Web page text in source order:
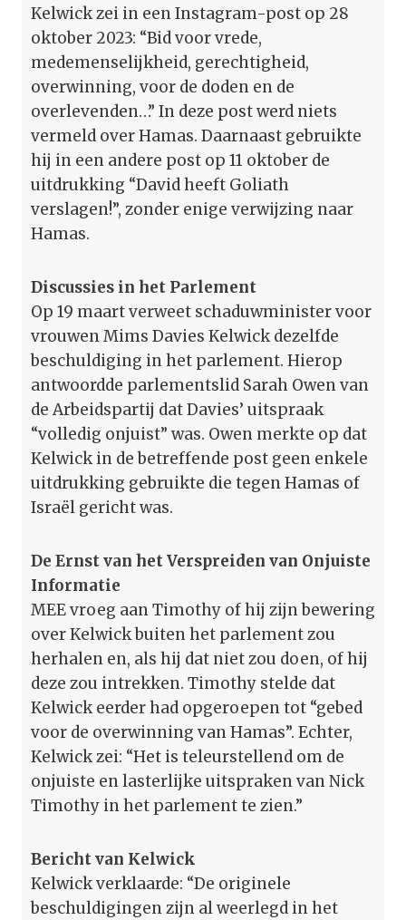
Kelwick zei in een Instagram-post op 28
oktober 2023: “Bid voor vrede,
medemenselijkheid, gerechtigheid,
overwinning, voor de doden en de
overlevenden…” In deze post werd niets
vermeld over Hamas. Daarnaast gebruikte
hij in een andere post op 11 oktober de
uitdrukking “David heeft Goliath
verslagen!”, zonder enige verwijzing naar
Hamas.
Discussies in het Parlement
Op 19 maart verweet schaduwminister voor
vrouwen Mims Davies Kelwick dezelfde
beschuldiging in het parlement. Hierop
antwoordde parlementslid Sarah Owen van
de Arbeidspartij dat Davies’ uitspraak
“volledig onjuist” was. Owen merkte op dat
Kelwick in de betreffende post geen enkele
uitdrukking gebruikte die tegen Hamas of
Israël gericht was.
De Ernst van het Verspreiden van Onjuiste
Informatie
MEE vroeg aan Timothy of hij zijn bewering
over Kelwick buiten het parlement zou
herhalen en, als hij dat niet zou doen, of hij
deze zou intrekken. Timothy stelde dat
Kelwick eerder had opgeroepen tot “gebed
voor de overwinning van Hamas”. Echter,
Kelwick zei: “Het is teleurstellend om de
onjuiste en lasterlijke uitspraken van Nick
Timothy in het parlement te zien.”
Bericht van Kelwick
Kelwick verklaarde: “De originele
beschuldigingen zijn al weerlegd in het